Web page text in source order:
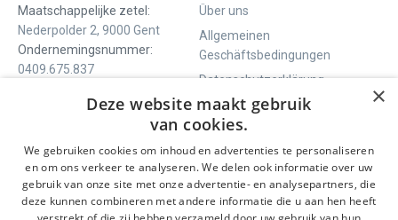
Maatschappelijke zetel:
Nederpolder 2, 9000 Gent
Ondernemingsnummer:
0409.675.837
Über uns
Allgemeinen
Geschäftsbedingungen
Datenschutzerklärung
Contact
WIR BIETEN
Geführte Tour
Tagesprogramm
SOCIALS
Facebook
Instagram
×
Deze website maakt gebruik
van cookies.
We gebruiken cookies om inhoud en advertenties te personaliseren
en om ons verkeer te analyseren. We delen ook informatie over uw
gebruik van onze site met onze advertentie- en analysepartners, die
deze kunnen combineren met andere informatie die u aan hen heeft